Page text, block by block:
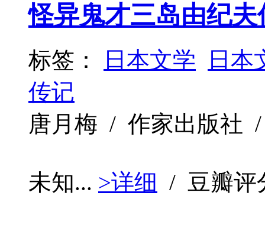
怪异鬼才三岛由纪夫
标签： 日本文学
日本
传记
唐月梅 / 作家出版社 /
未知... >详细 / 豆瓣